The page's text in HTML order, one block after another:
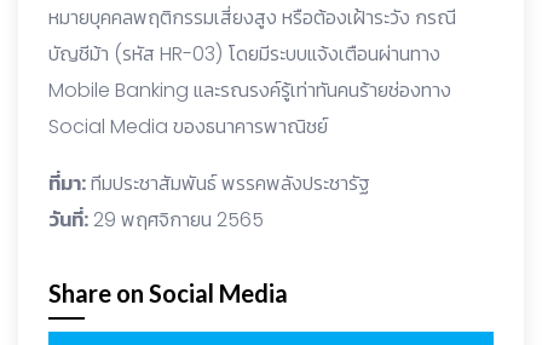
หมายบุคคลพฤติกรรมเสี่ยงสูง หรือต้องเฝ้าระวัง กรณี
บัญชีม้า (รหัส HR-03) โดยมีระบบแจ้งเตือนผ่านทาง
Mobile Banking และรณรงค์รู้เท่าทันคนร้ายช่องทาง
Social Media ของธนาคารพาณิชย์
ที่มา:ทีมประชาสัมพันธ์ พรรคพลังประชารัฐ
วันที่: 29 พฤศจิกายน 2565
Share on Social Media